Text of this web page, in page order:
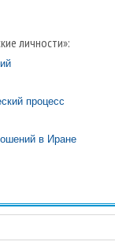
личности»:
процесс
в Иране